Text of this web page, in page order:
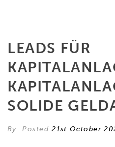
LEADS FÜR
SOLIDE
By Posted21st October